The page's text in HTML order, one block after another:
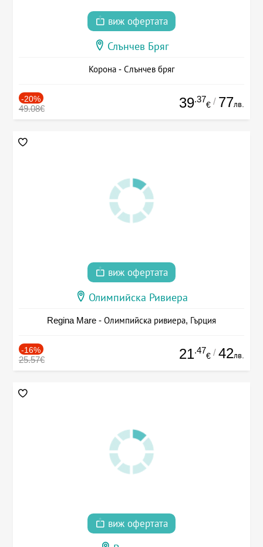
виж офертата
Слънчев Бряг
Корона - Слънчев бряг
-20%
49.08€ 39.37
€ / 77лв.
виж офертата
Олимпийска Ривиера
Regina Mare - Олимпийска ривиера, Гърция
-16%
25.57€ 21.47
€ / 42лв.
виж офертата